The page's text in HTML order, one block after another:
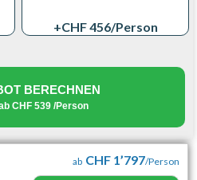
+CHF 456/Person
BERECHNEN
CHF 539 /Person
ab CHF 1’797/Person